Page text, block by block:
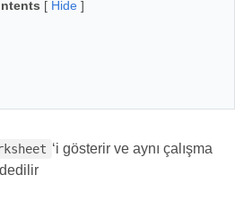
[ Hide ]
‘i gösterir ve aynı çalışma